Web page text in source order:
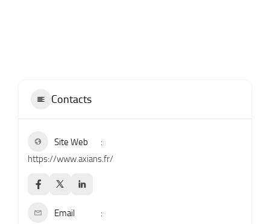
Contacts
Site Web
https://www.axians.fr/
Email